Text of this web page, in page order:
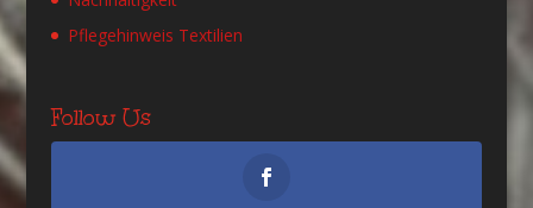
Pflegehinweis Textilien
Follow Us